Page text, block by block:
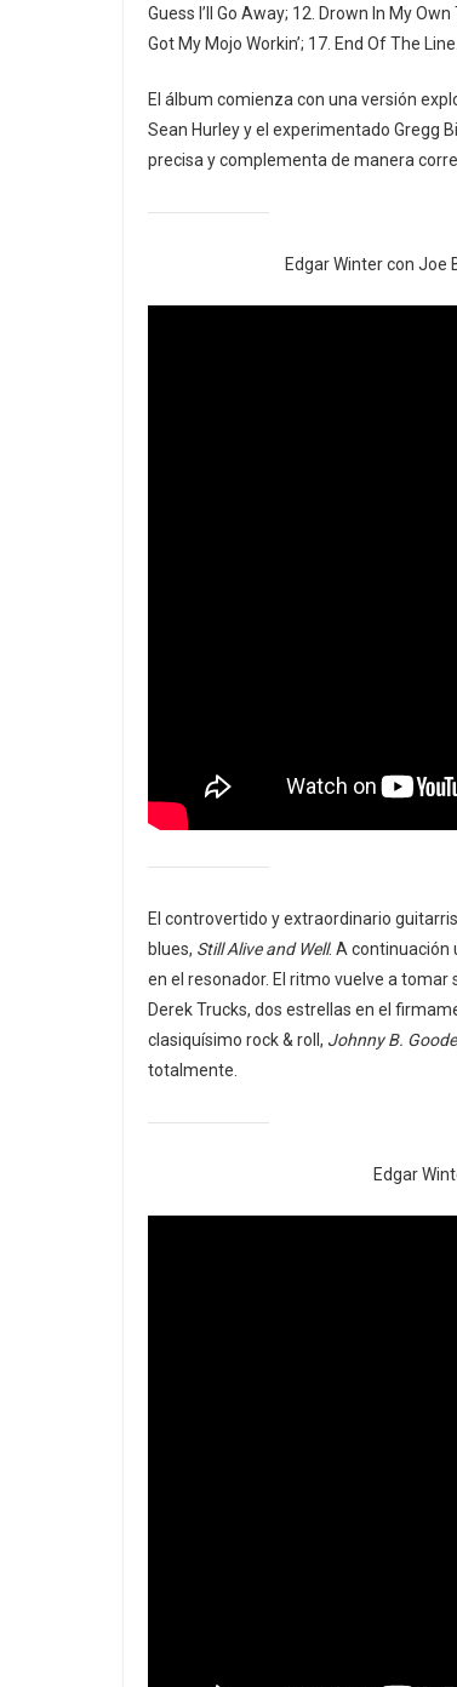
Guess I’ll Go Away; 12. Drown In My
Got My Mojo Workin’; 17. End Of The Line.
El álbum comienza con una versión
Sean Hurley y el experimentado Gregg
precisa y complementa de manera
Edgar Winter con Joe
El controvertido y extraordinario
blues, Still Alive and Well. A continuación
en el resonador. El ritmo vuelve a tomar
Derek Trucks, dos estrellas en el
clasiquísimo rock & roll, Johnny B. Goode
totalmente.
Edgar